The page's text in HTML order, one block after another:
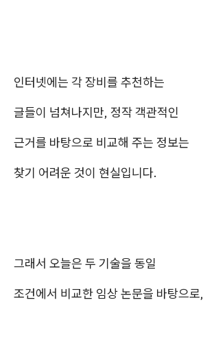
인터넷에는 각 장비를 추천하는
글들이 넘쳐나지만, 정작 객관적인
근거를 바탕으로 비교해 주는 정보는
찾기 어려운 것이 현실입니다.
그래서 오늘은 두 기술을 동일
조건에서 비교한 임상 논문을 바탕으로,